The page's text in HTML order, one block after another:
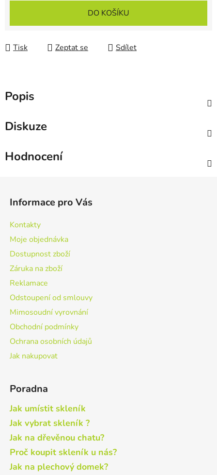
DO KOŠÍKU
Tisk Zeptat se Sdílet
Popis
Diskuze
Hodnocení
Informace pro Vás
Kontakty
Moje objednávka
Dostupnost zboží
Záruka na zboží
Reklamace
Odstoupení od smlouvy
Mimosoudní vyrovnání
Obchodní podmínky
Ochrana osobních údajů
Jak nakupovat
Poradna
Jak umístit skleník
Jak vybrat skleník ?
Jak na dřevěnou chatu?
Proč koupit skleník u nás?
Jak na plechový domek?